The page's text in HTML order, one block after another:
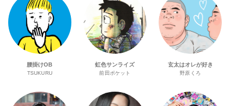
腰掛けOB
TSUKURU
虹色サンライズ
前田ポケット
玄太はオレが好き
野原くろ